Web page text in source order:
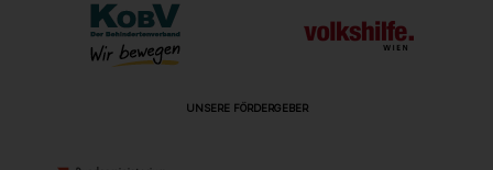
UNSERE FÖRDERGEBER